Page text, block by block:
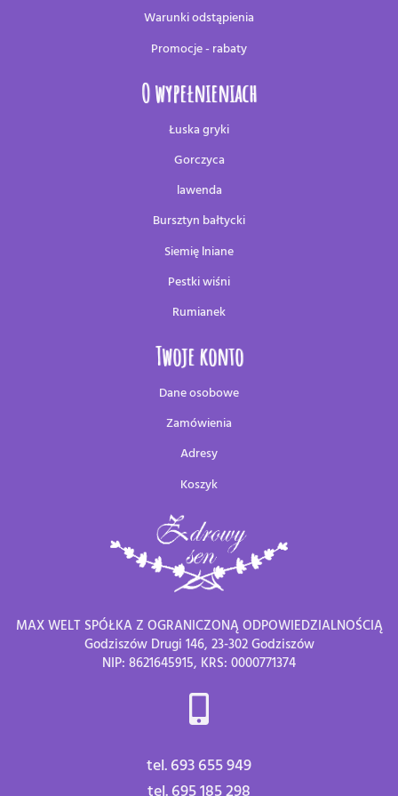
Warunki odstąpienia
Promocje - rabaty
O wypełnieniach
Łuska gryki
Gorczyca
lawenda
Bursztyn bałtycki
Siemię lniane
Pestki wiśni
Rumianek
Twoje konto
Dane osobowe
Zamówienia
Adresy
Koszyk
MAX WELT SPÓŁKA Z OGRANICZONĄ ODPOWIEDZIALNOŚCIĄ
Godziszów Drugi 146, 23-302 Godziszów
NIP: 8621645915, KRS: 0000771374
tel. 693 655 949